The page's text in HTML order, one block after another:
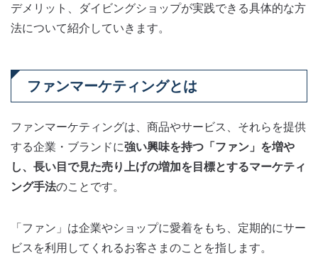
デメリット、ダイビングショップが実践できる具体的な方
法について紹介していきます。
ファンマーケティングとは
ファンマーケティングは、商品やサービス、それらを提供
する企業・ブランドに強い興味を持つ「ファン」を増や
し、長い目で見た売り上げの増加を目標とするマーケティ
ング手法のことです。
「ファン」は企業やショップに愛着をもち、定期的にサー
ビスを利用してくれるお客さまのことを指します。